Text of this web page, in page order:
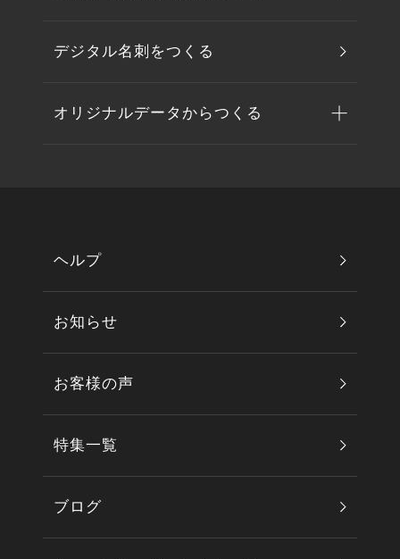
デジタル名刺をつくる
オリジナルデータからつくる
ヘルプ
お知らせ
お客様の声
特集一覧
ブログ